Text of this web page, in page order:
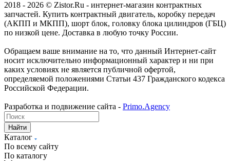
2018 - 2026 © Zistor.Ru - интернет-магазин контрактных
запчастей. Купить контрактный двигатель, коробку передач
(АКПП и МКПП), шорт блок, головку блока цилиндров (ГБЦ)
по низкой цене. Доставка в любую точку России.
Обращаем ваше внимание на то, что данный Интернет-сайт
носит исключительно информационный характер и ни при
каких условиях не является публичной офертой,
определяемой положениями Статьи 437 Гражданского кодекса
Российской Федерации.
Разработка и подвижение сайта - Primo.Agency
Найти
Каталог
По всему сайту
По каталогу